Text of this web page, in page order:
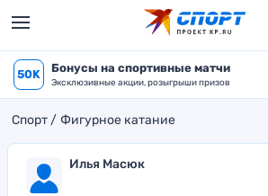
50K Бонусы на спортивные матчи
Эксклюзивные акции, розыгрыши призов
Спорт Фигурное катание
Илья Масюк